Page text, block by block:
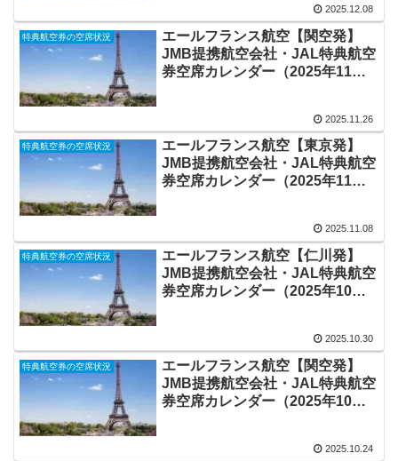
2025.12.08
特典航空券の空席状況
エールフランス航空【関空発】
JMB提携航空会社・JAL特典航空
券空席カレンダー（2025年11
2025.11.26
特典航空券の空席状況
エールフランス航空【東京発】
JMB提携航空会社・JAL特典航空
券空席カレンダー（2025年11
2025.11.08
特典航空券の空席状況
エールフランス航空【仁川発】
JMB提携航空会社・JAL特典航空
券空席カレンダー（2025年10
2025.10.30
特典航空券の空席状況
エールフランス航空【関空発】
JMB提携航空会社・JAL特典航空
券空席カレンダー（2025年10
2025.10.24